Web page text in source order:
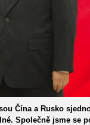
Čína a Rusko
Společně jsme se